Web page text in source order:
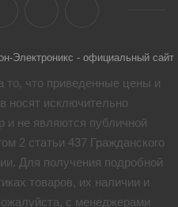
Электроникс - официальный сайт
что приведенные цены и
носят исключительно
и не являются публичной
2 статьи 437 Гражданского
Для получения подробной
товaров, их наличии и
с менеджерами